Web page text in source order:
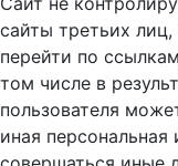
сайты третьих
перейти по
том числе в
пользователя
иная